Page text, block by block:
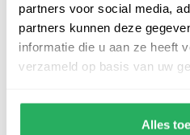
partners voor social media,
partners kunnen deze
informatie die u aan ze heeft
verzameld op basis van uw
Alles
De banieruithouder heeft een
een lengte van 150cm. Deze is
deze de juiste lengte heeft voor
aluminium vlaggenmasten.
verschillende diameters, zodat